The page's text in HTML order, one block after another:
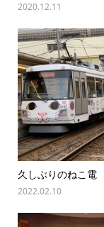
2020.12.11
久しぶりのねこ電
2022.02.10